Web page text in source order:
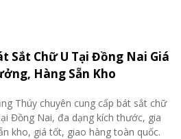
Sắt Chữ U Tại Đồng Nai Giá
Hàng Sẵn Kho
Thúy chuyên cung cấp bát sắt chữ
Đồng Nai, đa dạng kích thước, gia
kho, giá tốt, giao hàng toàn quốc.